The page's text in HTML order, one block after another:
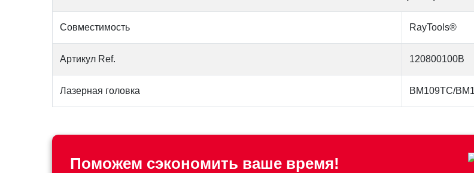
Совместимость RayTools®
Артикул Ref. 120800100B
Лазерная головка BM109TC/
Поможем сэкономить ваше время!